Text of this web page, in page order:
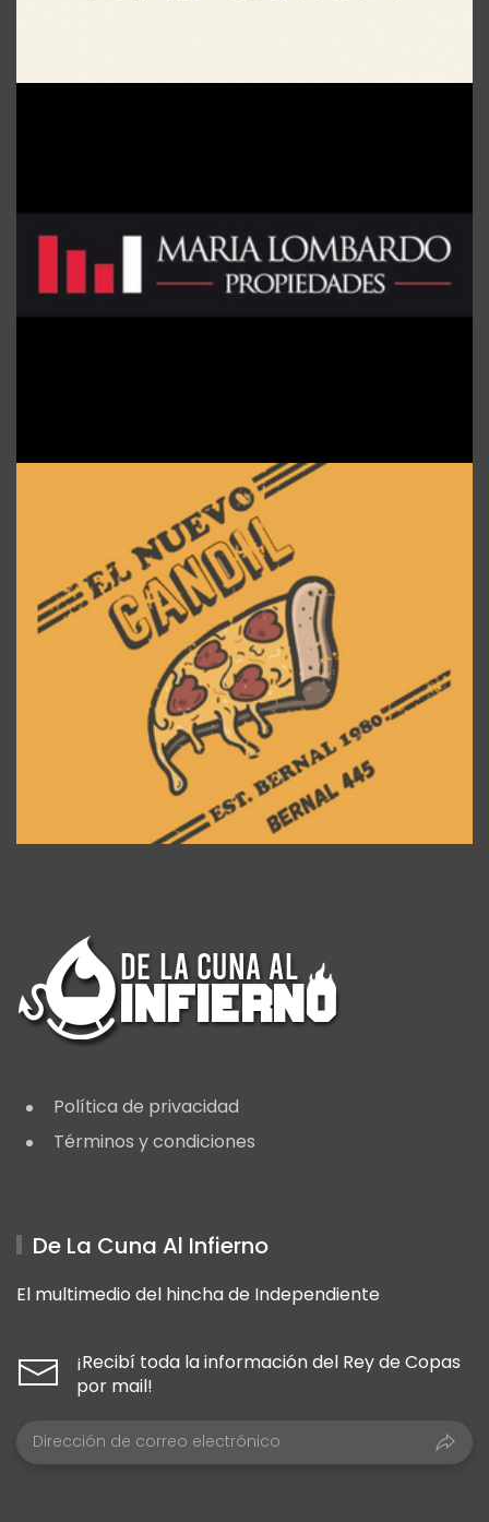
Política de privacidad
Términos y condiciones
De La Cuna Al Infierno
El multimedio del hincha de Independiente
¡Recibí toda la información del Rey de Copas
por mail!